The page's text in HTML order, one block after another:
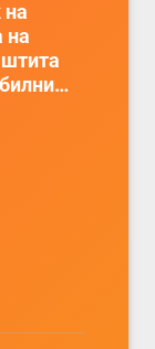
на
на